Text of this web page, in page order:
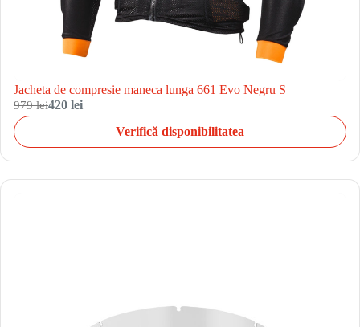
Jacheta de compresie maneca lunga 661 Evo Negru S
979 lei420 lei
Verifică disponibilitatea